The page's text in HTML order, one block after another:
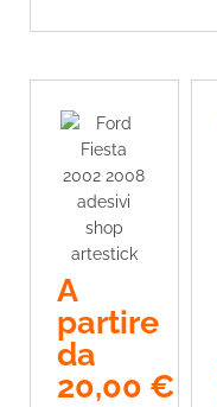
A
partire
da
20,00 €